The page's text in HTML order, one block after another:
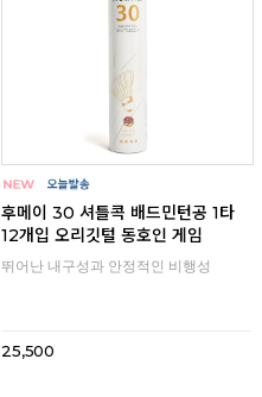
후메이 30 셔틀콕 배드민턴공 1타
12개입 오리깃털 동호인 게임
뛰어난 내구성과 안정적인 비행성
25,500